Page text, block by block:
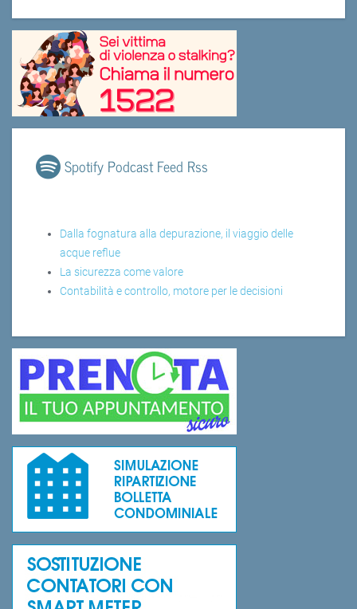
Spotify Podcast Feed Rss
Dalla fognatura alla depurazione, il viaggio delle
acque reflue
La sicurezza come valore
Contabilità e controllo, motore per le decisioni